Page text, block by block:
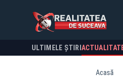
ULTIMELE ȘTIRI
Acasă